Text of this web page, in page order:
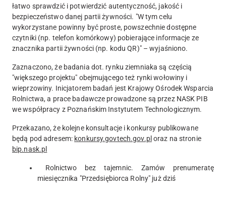
łatwo sprawdzić i potwierdzić autentyczność, jakość i
bezpieczeństwo danej partii żywności. "W tym celu
wykorzystane powinny być proste, powszechnie dostępne
czytniki (np. telefon komórkowy) pobierające informacje ze
znacznika partii żywności (np. kodu QR)" – wyjaśniono.
Zaznaczono, że badania dot. rynku ziemniaka są częścią
"większego projektu" obejmującego też rynki wołowiny i
wieprzowiny. Inicjatorem badań jest Krajowy Ośrodek Wsparcia
Rolnictwa, a prace badawcze prowadzone są przez NASK PIB
we współpracy z Poznańskim Instytutem Technologicznym.
Przekazano, że kolejne konsultacje i konkursy publikowane
będą pod adresem: konkursy.govtech.gov.pl oraz na stronie
bip.nask.pl
Rolnictwo bez tajemnic. Zamów prenumeratę
miesięcznika "Przedsiębiorca Rolny" już dziś